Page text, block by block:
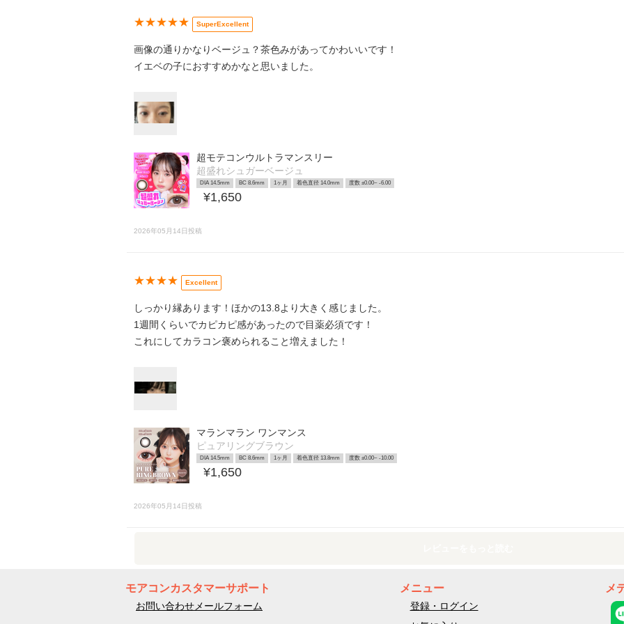
★★★★★ SuperExcellent
画像の通りかなりベージュ？茶色みがあってかわいいです！
イエベの子におすすめかなと思いました。
超モテコンウルトラマンスリー
超盛れシュガーベージュ
DIA 14.5mm BC 8.6mm 1ヶ月 着色直径 14.0mm 度数 ±0.00~ -6.00
¥1,650
2026年05月14日投稿
★★★★ Excellent
しっかり縁あります！ほかの13.8より大きく感じました。
1週間くらいでカピカピ感があったので目薬必須です！
これにしてカラコン褒められること増えました！
マランマラン ワンマンス
ピュアリングブラウン
DIA 14.5mm BC 8.6mm 1ヶ月 着色直径 13.8mm 度数 ±0.00~ -10.00
¥1,650
2026年05月14日投稿
モアコンカスタマーサポート
お問い合わせメールフォーム
メニュー
登録・ログイン
メ